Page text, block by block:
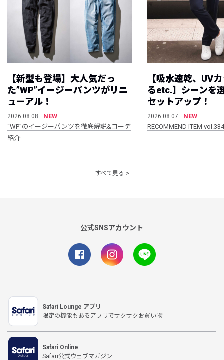
【新型も登場】大人気だっ
た”WP”イージーパンツがリニ
ューアル！
2026.08.08
NEW
“WP”のイージーパンツを徹底解説&コーデ
紹介
【吸水速乾、UV
るetc.】シーンを
セットアップ！
2026.08.07
NEW
RECOMMEND ITEM vol.334
すべて見る
公式SNSアカウント
Safari Lounge アプリ
限定の機能もあるアプリでサクサクお買い物
Safari Online
Safari公式ウェブマガジン